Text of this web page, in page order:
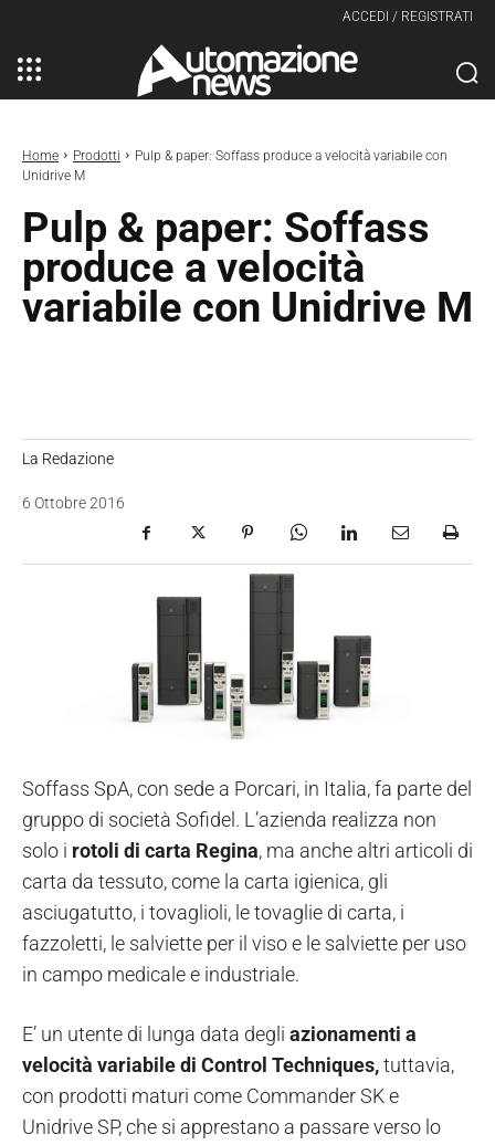
ACCEDI / REGISTRATI
Home Prodotti
Pulp & paper: Soffass produce a velocità variabile con
Unidrive M
Pulp & paper: Soffass
produce a velocità
variabile con Unidrive M
La Redazione
6 Ottobre 2016
Soffass SpA, con sede a Porcari, in Italia, fa parte del
gruppo di società Sofidel. L’azienda realizza non
solo i rotoli di carta Regina, ma anche altri articoli di
carta da tessuto, come la carta igienica, gli
asciugatutto, i tovaglioli, le tovaglie di carta, i
fazzoletti, le salviette per il viso e le salviette per uso
in campo medicale e industriale.
E’ un utente di lunga data degli azionamenti a
velocità variabile di Control Techniques,tuttavia,
con prodotti maturi come Commander SK e
Unidrive SP, che si apprestano a passare verso lo